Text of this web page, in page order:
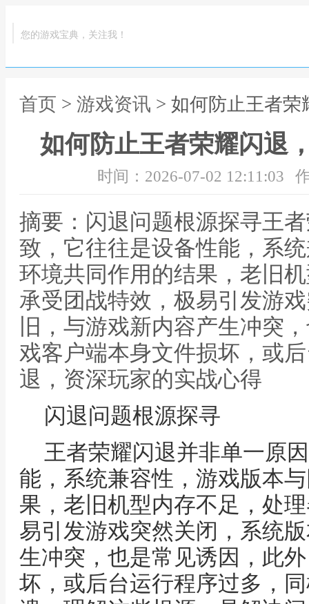
您的游戏宝典，关注我！
首页 > 游戏资讯 > 如何防止王者
如何防止王者荣耀闪退
时间：2026-07-02 12:11:03
摘要：闪退问题根源探寻王
致，它往往是设备性能，系
环境共同作用的结果，老旧
承受团战特效，极易引发游
旧，与游戏新内容产生冲突
戏客户端本身文件损坏，或
退，资深玩家的实战心得
闪退问题根源探寻
王者荣耀闪退并非单一原
能，系统兼容性，游戏版本
果，老旧机型内存不足，处
易引发游戏突然关闭，系统
生冲突，也是常见诱因，此
坏，或后台运行程序过多，